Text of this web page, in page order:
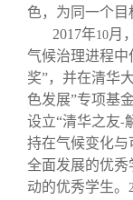
色，为同一个目
2017年10月
气候治理进程中
奖”，并在清华
色发展”专项基金
设立“清华之友-
持在气候变化与
全面发展的优
动的优秀学生。